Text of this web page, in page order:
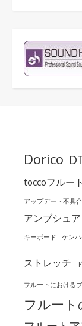
Dorico
toccoフルート
アップデート不具合
アンブシュア
キーボード ケン
ストレッチ
フルートにおける
フルー